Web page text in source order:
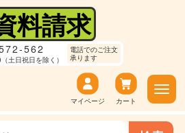
料請求
562
土日祝日を除く）
電話でのご注文
承ります
マイページ カート